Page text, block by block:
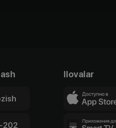
202
Ilovalar